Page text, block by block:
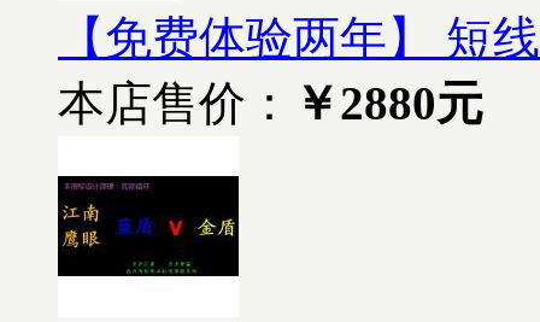
【免费体验两年】 短
本店售价：
￥2880元